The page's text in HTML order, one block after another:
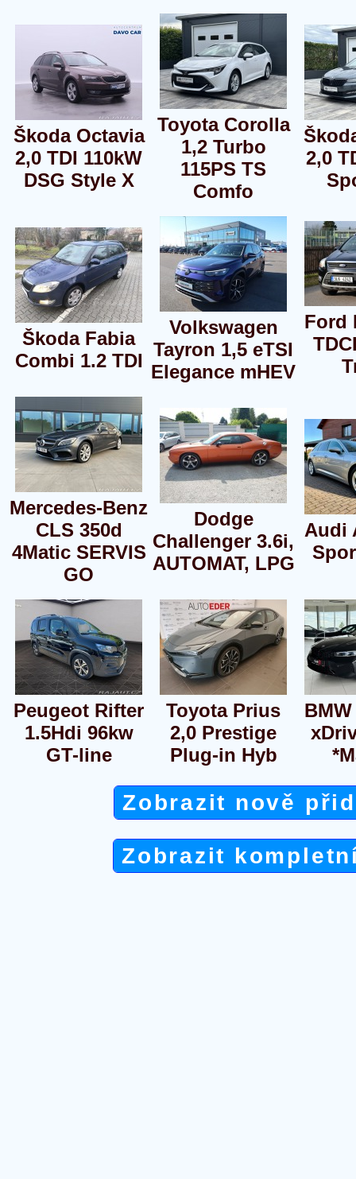
Škoda Octavia
2,0 TDI 110kW
DSG Style X
Toyota Corolla
1,2 Turbo
115PS TS
Comfo
2,0
Škoda Fabia
Combi 1.2 TDI
Volkswagen
Tayron 1,5 eTSI
Elegance mHEV
Ford
Mercedes-Benz
CLS 350d
4Matic SERVIS
GO
Dodge
Challenger 3.6i,
AUTOMAT, LPG
Audi
Peugeot Rifter
1.5Hdi 96kw
GT-line
Toyota Prius
2,0 Prestige
Plug-in Hyb
Zobrazit nově
Zobrazit